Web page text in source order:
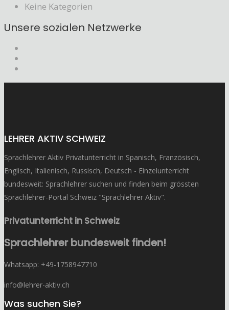
Keine Kategorien
Unsere sozialen Netzwerke
LEHRER AKTIV SCHWEIZ
Sprachlehrer Aktiv Privatunterricht in Spanisch, Französisch,
Englisch, Italienisch, Russisch, Deutsch - Einzelunterricht
bundesweit: Sprachlehrer suchen und finden beim grössten
Sprachlehrer-Portal Schweiz "Sprachlehrer Aktiv".
Privatunterricht in Schweiz
Sprachlehrer bundesweit finden!
Whatsapp: ‭+49-1758947710
info@lehrer-aktiv.ch
Was suchen Sie?